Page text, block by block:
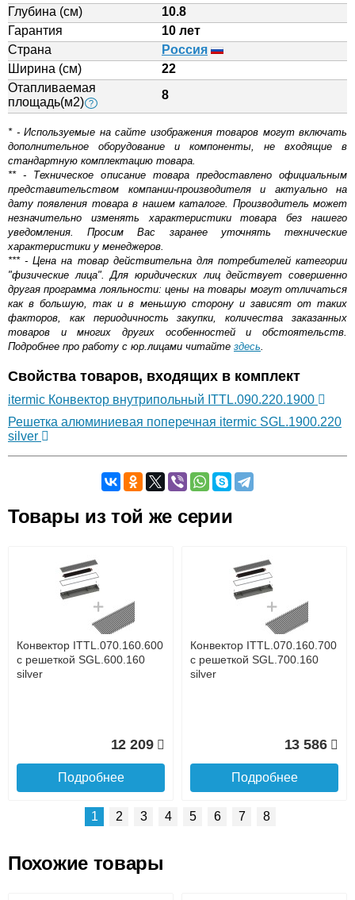
Глубина (см)
10.8
Гарантия
10 лет
Страна
Россия
Ширина (см)
22
Отапливаемая
площадь(м2) ?
8
* - Используемые на сайте изображения товаров могут включать
дополнительное оборудование и компоненты, не входящие в
стандартную комплектацию товара.
** - Техническое описание товара предоставлено официальным
представительством компании-производителя и актуально на
дату появления товара в нашем каталоге. Производитель может
незначительно изменять характеристики товара без нашего
уведомления. Просим Вас заранее уточнять технические
характеристики у менеджеров.
*** - Цена на товар действительна для потребителей категории
"физические лица". Для юридических лиц действует совершенно
другая программа лояльности: цены на товары могут отличаться
как в большую, так и в меньшую сторону и зависят от таких
факторов, как периодичность закупки, количества заказанных
товаров и многих других особенностей и обстоятельств.
Подробнее про работу с юр.лицами читайте здесь.
Свойства товаров, входящих в комплект
itermic Конвектор внутрипольный ITTL.090.220.1900
Решетка алюминиевая поперечная itermic SGL.1900.220
silver
Оставьте отзыв
Доставка сантехники по Москве и Московской области
Наличный расчёт
Банковской картой на сайте в режиме реального
времени
Банковской картой при получении товара как при
доставке, так и самовывозом
Интернет-деньгами (Yandex-деньги, Web-money,
Qiwi-кошельки и другие).
Безналичный расчёт (возможно и с НДС)
Товары из той же серии
Конвектор ITTL.070.160.600
с решеткой SGL.600.160
silver
12 209
Подробнее
Конвектор ITTL.070.160.700
с решеткой SGL.700.160
silver
13 586
Подробнее
1 2 3 4 5 6 7 8
Похожие товары